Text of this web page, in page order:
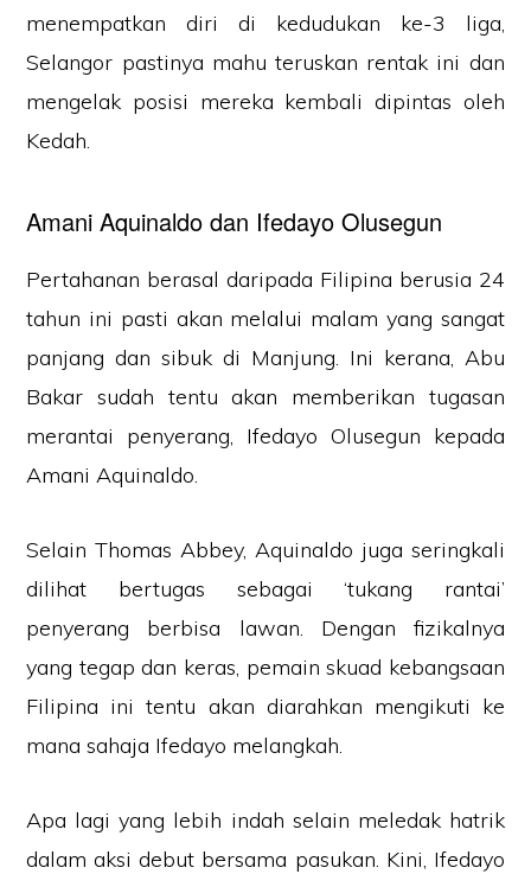
menempatkan diri di kedudukan ke-3 liga,
Selangor pastinya mahu teruskan rentak ini dan
mengelak posisi mereka kembali dipintas oleh
Kedah.
Amani Aquinaldo dan Ifedayo Olusegun
Pertahanan berasal daripada Filipina berusia 24
tahun ini pasti akan melalui malam yang sangat
panjang dan sibuk di Manjung. Ini kerana, Abu
Bakar sudah tentu akan memberikan tugasan
merantai penyerang, Ifedayo Olusegun kepada
Amani Aquinaldo.
Selain Thomas Abbey, Aquinaldo juga seringkali
dilihat bertugas sebagai ‘tukang rantai’
penyerang berbisa lawan. Dengan fizikalnya
yang tegap dan keras, pemain skuad kebangsaan
Filipina ini tentu akan diarahkan mengikuti ke
mana sahaja Ifedayo melangkah.
Apa lagi yang lebih indah selain meledak hatrik
dalam aksi debut bersama pasukan. Kini, Ifedayo